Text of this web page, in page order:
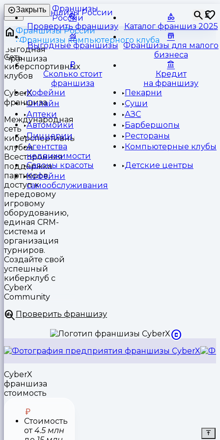
Франшизы
России
⏳
Закрыть
Проверить франшизу Каталог франшиз 2025
Выгодные франшизы
Франшизы для малого
бизнеса
Сколько стоит
франшиза
Кредит
на франшизу
Кофейни
Пекарни
Онлайн
Суши
Аптеки
АЗС
Автомойки
Барбершопы
Пиццерии
Рестораны
Агентства
недвижимости
Компьютерные клубы
Салоны красоты
Детские центры
Кофейни
самообслуживания
Франшизы России
Франшизы компьютерного клуба
Сеть
киберспортивных
клубов
CyberX
франшиза
Международная
сеть
киберспортивных
клубов.
Всесторонняя
поддержка
партнеров,
доступ к
передовому
игровому
оборудованию,
единая CRM-
система и
организация
турниров.
Создайте свой
успешный
киберклуб с
CyberX
Community
Проверить франшизу
CyberX
франшиза
стоимость
Стоимость
от4.5 млн